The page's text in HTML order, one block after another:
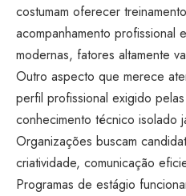
costumam oferecer
acompanhamento profissional
modernas, fatores altamente
Outro aspecto que merece
perfil profissional exigido
conhecimento técnico isolado
Organizações buscam
criatividade, comunicação
Programas de estágio